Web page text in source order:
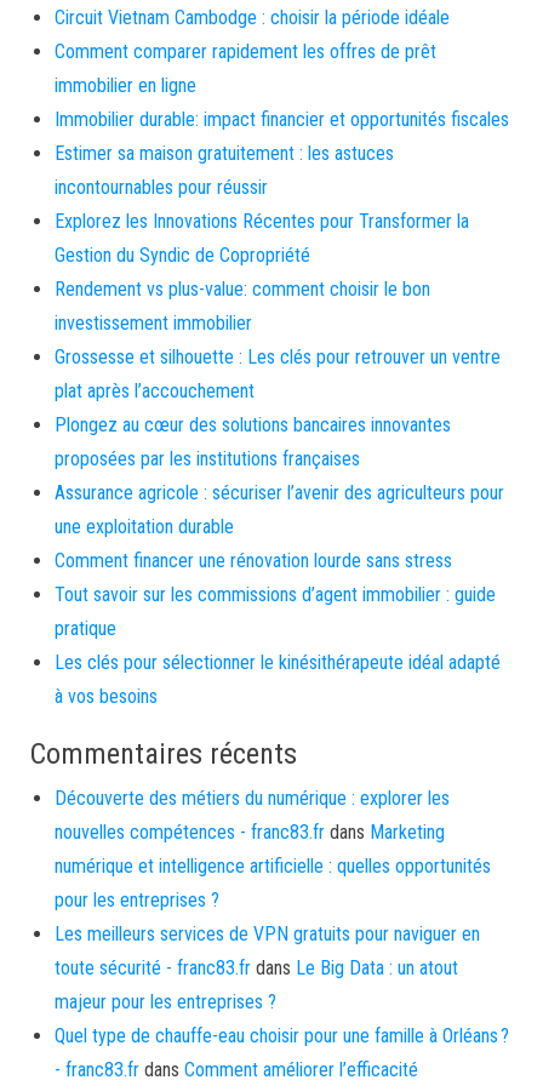
Circuit Vietnam Cambodge : choisir la période idéale
Comment comparer rapidement les offres de prêt
immobilier en ligne
Immobilier durable: impact financier et opportunités fiscales
Estimer sa maison gratuitement : les astuces
incontournables pour réussir
Explorez les Innovations Récentes pour Transformer la
Gestion du Syndic de Copropriété
Rendement vs plus-value: comment choisir le bon
investissement immobilier
Grossesse et silhouette : Les clés pour retrouver un ventre
plat après l’accouchement
Plongez au cœur des solutions bancaires innovantes
proposées par les institutions françaises
Assurance agricole : sécuriser l’avenir des agriculteurs pour
une exploitation durable
Comment financer une rénovation lourde sans stress
Tout savoir sur les commissions d’agent immobilier : guide
pratique
Les clés pour sélectionner le kinésithérapeute idéal adapté
à vos besoins
Commentaires récents
Découverte des métiers du numérique : explorer les
nouvelles compétences - franc83.fr dans Marketing
numérique et intelligence artificielle : quelles opportunités
pour les entreprises ?
Les meilleurs services de VPN gratuits pour naviguer en
toute sécurité - franc83.fr dans Le Big Data : un atout
majeur pour les entreprises ?
Quel type de chauffe-eau choisir pour une famille à Orléans ?
- franc83.fr dans Comment améliorer l’efficacité